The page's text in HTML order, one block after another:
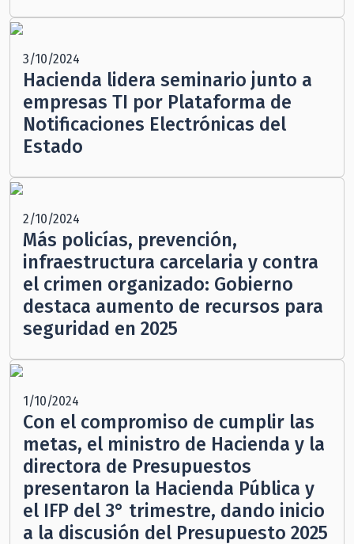
3/10/2024
Hacienda lidera seminario junto a
empresas TI por Plataforma de
Notificaciones Electrónicas del
Estado
2/10/2024
Más policías, prevención,
infraestructura carcelaria y contra
el crimen organizado: Gobierno
destaca aumento de recursos para
seguridad en 2025
1/10/2024
Con el compromiso de cumplir las
metas, el ministro de Hacienda y la
directora de Presupuestos
presentaron la Hacienda Pública y
el IFP del 3° trimestre, dando inicio
a la discusión del Presupuesto 2025